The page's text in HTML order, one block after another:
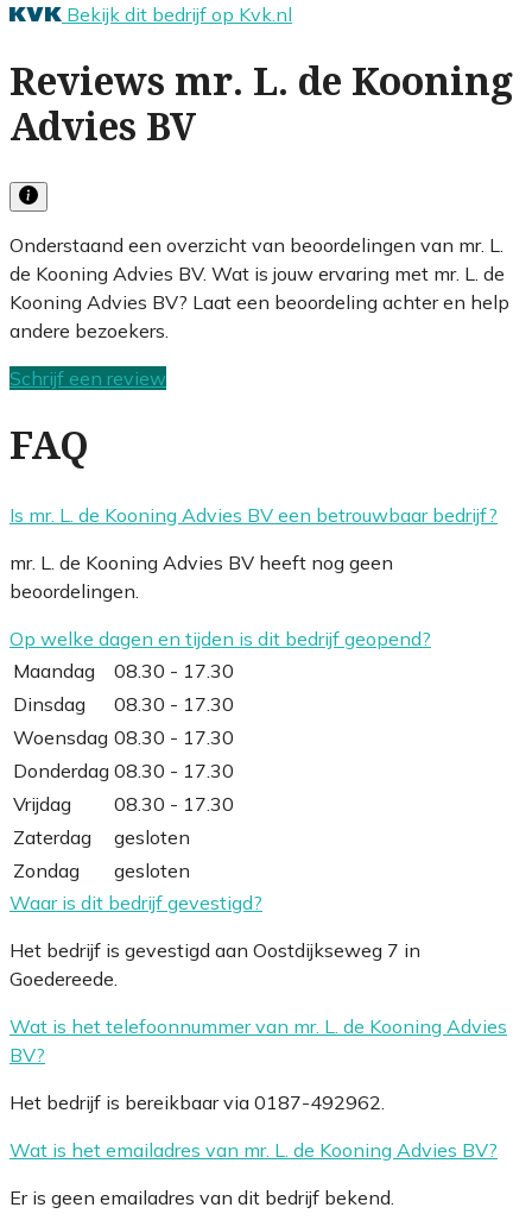
Bekijk dit bedrijf op Kvk.nl
Reviews mr. L. de Kooning
Advies BV
Onderstaand een overzicht van beoordelingen van mr. L.
de Kooning Advies BV. Wat is jouw ervaring met mr. L. de
Kooning Advies BV? Laat een beoordeling achter en help
andere bezoekers.
Schrijf een review
FAQ
Is mr. L. de Kooning Advies BV een betrouwbaar bedrijf?
mr. L. de Kooning Advies BV heeft nog geen
beoordelingen.
Op welke dagen en tijden is dit bedrijf geopend?
Maandag
08.30 - 17.30
Dinsdag
08.30 - 17.30
Woensdag 08.30 - 17.30
Donderdag 08.30 - 17.30
Vrijdag
08.30 - 17.30
Zaterdag
gesloten
Zondag
gesloten
Waar is dit bedrijf gevestigd?
Het bedrijf is gevestigd aan Oostdijkseweg 7 in
Goedereede.
Wat is het telefoonnummer van mr. L. de Kooning Advies
BV?
Het bedrijf is bereikbaar via 0187-492962.
Wat is het emailadres van mr. L. de Kooning Advies BV?
Er is geen emailadres van dit bedrijf bekend.